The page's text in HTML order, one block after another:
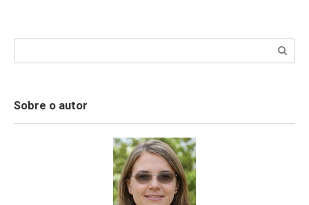
Sobre o autor